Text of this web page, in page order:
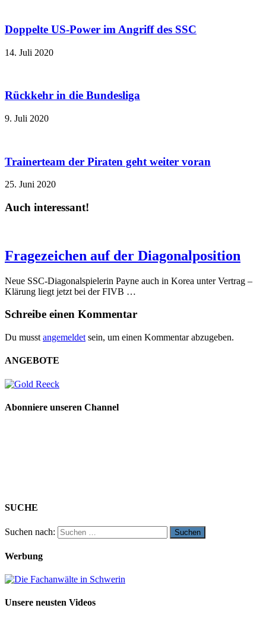
Doppelte US-Power im Angriff des SSC
14. Juli 2020
Rückkehr in die Bundesliga
9. Juli 2020
Trainerteam der Piraten geht weiter voran
25. Juni 2020
Auch interessant!
Fragezeichen auf der Diagonalposition
Neue SSC-Diagonalspielerin Payne auch in Korea unter Vertrag –
Klärung liegt jetzt bei der FIVB …
Schreibe einen Kommentar
Du musst angemeldet sein, um einen Kommentar abzugeben.
ANGEBOTE
Abonniere unseren Channel
SUCHE
Suchen nach:
Werbung
Unsere neusten Videos